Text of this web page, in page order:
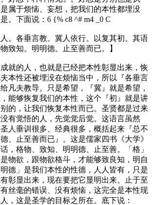
属于烦恼、妄想，把我们的本性都埋没
。下面说： 6 {% c8 ^# m4 _0 C
各垂言教。冀人依行。以复其初。其语
致知。明明德。止至善而已。】
的人，也就是已经把本性彰显出来，恢
本性还被埋没在烦恼当中，所以『各垂言
凡夫教导。只是希望，『冀』就是希望，
能够恢复我们的本性，这个『初』就是讲
的，让我们恢复本性而已。圣贤都是过来
有觉悟的人，先觉觉后觉。这语言虽然
人垂训很多、经典很多，概括起来『总不
、止至善而已』。这是儒家四书《大学》
，格物、致知、明明德、止至善。「格」
物欲，跟物欲格斗，才能够致良知，明自
德」是我们本性的性德，人人皆有，只是
彰显出来，现在要把它显明出来。止于至
丝毫的错误、没有烦恼，这完全是本性现
，这是圣学的目标之所在。底下说：